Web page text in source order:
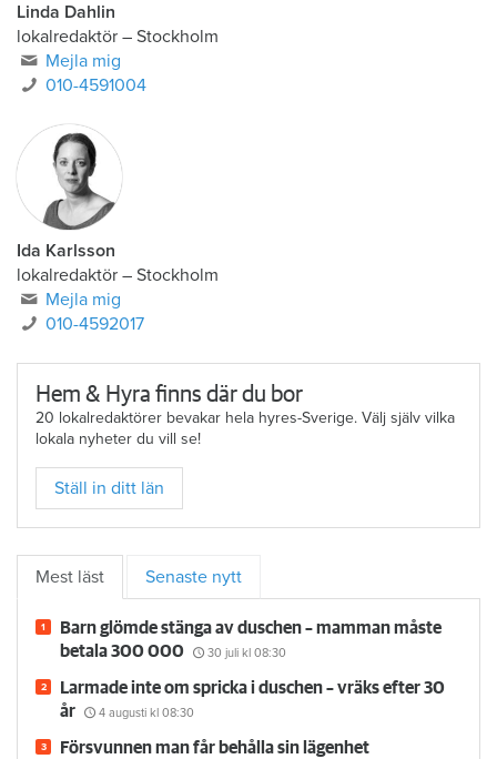
Linda Dahlin
lokalredaktör – Stockholm
Mejla mig
010-4591004
Ida Karlsson
lokalredaktör – Stockholm
Mejla mig
010-4592017
Hem & Hyra finns där du bor
20 lokalredaktörer bevakar hela hyres-Sverige. Välj själv vilka
lokala nyheter du vill se!
Ställ in ditt län
Mest läst Senaste nytt
Barn glömde stänga av duschen – mamman måste
betala 300 000
30 juli kl 08:30
Larmade inte om spricka i duschen – vräks efter 30
år
4 augusti kl 08:30
Försvunnen man får behålla sin lägenhet